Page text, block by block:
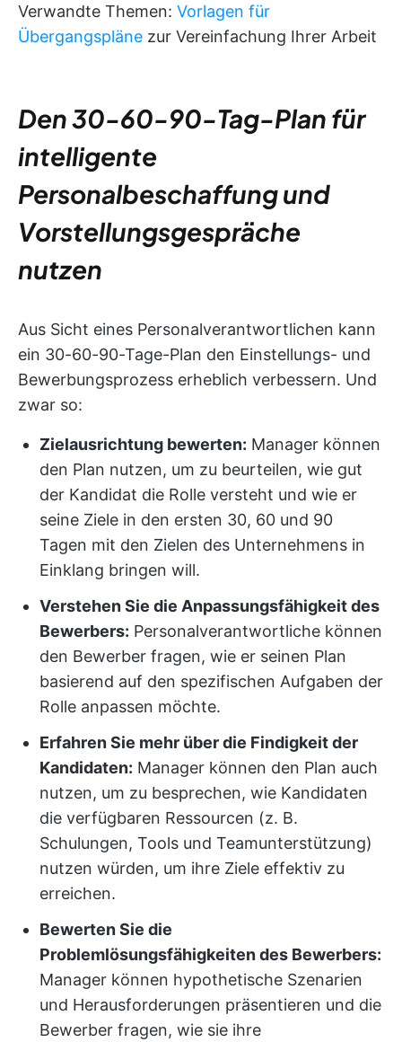
Verwandte Themen: Vorlagen für
Übergangspläne zur Vereinfachung Ihrer Arbeit
Den 30-60-90-Tag-Plan für
intelligente
Personalbeschaffung und
Vorstellungsgespräche
nutzen
Aus Sicht eines Personalverantwortlichen kann
ein 30-60-90-Tage-Plan den Einstellungs- und
Bewerbungsprozess erheblich verbessern. Und
zwar so:
Zielausrichtung bewerten: Manager können
den Plan nutzen, um zu beurteilen, wie gut
der Kandidat die Rolle versteht und wie er
seine Ziele in den ersten 30, 60 und 90
Tagen mit den Zielen des Unternehmens in
Einklang bringen will.
Verstehen Sie die Anpassungsfähigkeit des
Bewerbers: Personalverantwortliche können
den Bewerber fragen, wie er seinen Plan
basierend auf den spezifischen Aufgaben der
Rolle anpassen möchte.
Erfahren Sie mehr über die Findigkeit der
Kandidaten: Manager können den Plan auch
nutzen, um zu besprechen, wie Kandidaten
die verfügbaren Ressourcen (z. B.
Schulungen, Tools und Teamunterstützung)
nutzen würden, um ihre Ziele effektiv zu
erreichen.
Bewerten Sie die
Problemlösungsfähigkeiten des Bewerbers:
Manager können hypothetische Szenarien
und Herausforderungen präsentieren und die
Bewerber fragen, wie sie ihre